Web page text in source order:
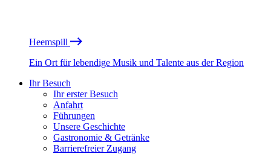
Heemspill
Ein Ort für lebendige Musik und Talente aus der Region
Ihr Besuch
Ihr erster Besuch
Anfahrt
Führungen
Unsere Geschichte
Gastronomie & Getränke
Barrierefreier Zugang